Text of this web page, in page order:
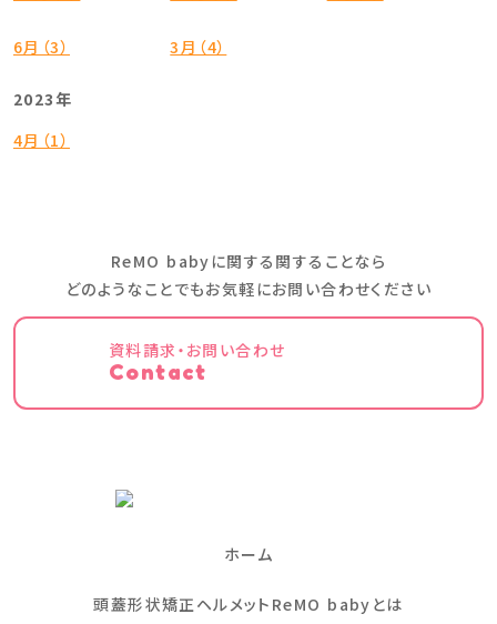
6月（3） 3月（4）
2023年
4月（1）
ReMO babyに関する関することなら
どのようなことでもお気軽にお問い合わせください
資料請求・お問い合わせ
Contact
ホーム
頭蓋形状矯正ヘルメットReMO babyとは